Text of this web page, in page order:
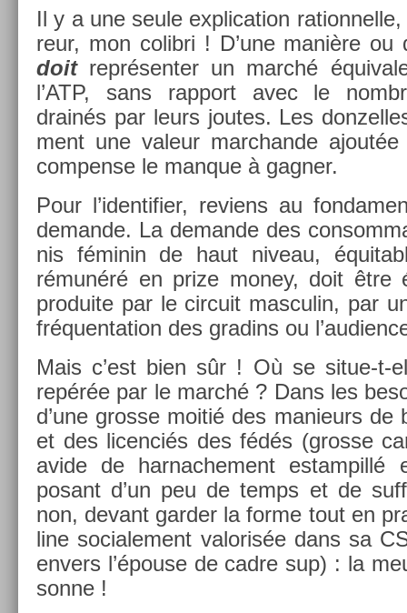
Il y a une seule ex­plica­tion
reur, mon col­ib­ri ! D’une manière ou
doitre­présent­er un marché
l’ATP, sans rap­port avec le
drainés par leurs joutes. Les
ment une valeur marchan­de
com­pen­se le man­que à gagn­er.
Pour l’iden­tifi­er, re­viens au
de­man­de. La de­man­de des
nis féminin de haut niveau,
rémunéré en prize money, doit être
pro­duite par le cir­cuit mas­culin, par
fréquen­ta­tion des gradins ou
Mais c’est bien sûr ! Où se situe-t-
repérée par le marché ? Dans les
d’une gros­se moitié des man­ieurs de
et des li­cen­ciés des fédés (gros­se
avide de har­nache­ment
posant d’un peu de temps et de
non, de­vant gard­er la forme tout en
line sociale­ment valoris­ée dans sa
en­v­ers l’épouse de cadre sup) : la
son­ne !